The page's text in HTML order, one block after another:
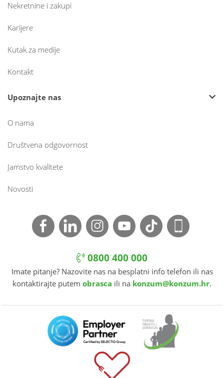
Nekretnine i zakupi
Karijere
Kutak za medije
Kontakt
Upoznajte nas
O nama
Društvena odgovornost
Jamstvo kvalitete
Novosti
0800 400 000
Imate pitanje? Nazovite nas na besplatni info telefon ili nas
kontaktirajte putem obrasca ili na konzum@konzum.hr.